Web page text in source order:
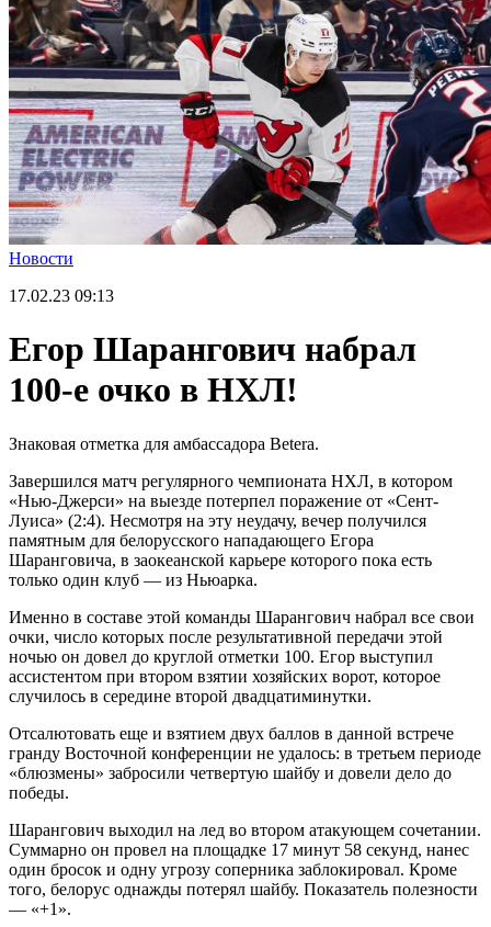
Новости
17.02.23 09:13
Егор Шарангович набрал
100-е очко в НХЛ!
Знаковая отметка для амбассадора Betera.
Завершился матч регулярного чемпионата НХЛ, в котором
«Нью-Джерси» на выезде потерпел поражение от «Сент-
Луиса» (2:4). Несмотря на эту неудачу, вечер получился
памятным для белорусского нападающего Егора
Шаранговича, в заокеанской карьере которого пока есть
только один клуб — из Ньюарка.
Именно в составе этой команды Шарангович набрал все свои
очки, число которых после результативной передачи этой
ночью он довел до круглой отметки 100. Егор выступил
ассистентом при втором взятии хозяйских ворот, которое
случилось в середине второй двадцатиминутки.
Отсалютовать еще и взятием двух баллов в данной встрече
гранду Восточной конференции не удалось: в третьем периоде
«блюзмены» забросили четвертую шайбу и довели дело до
победы.
Шарангович выходил на лед во втором атакующем сочетании.
Суммарно он провел на площадке 17 минут 58 секунд, нанес
один бросок и одну угрозу соперника заблокировал. Кроме
того, белорус однажды потерял шайбу. Показатель полезности
— «+1».